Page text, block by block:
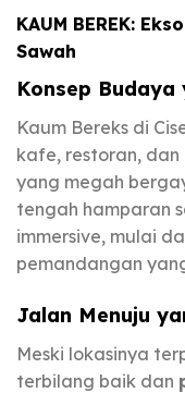
KAUM BEREK:
Sawah
Konsep
Kaum Bereks di
kafe, restoran,
yang megah
tengah hamparan
immersive, mulai
pemandangan
Jalan Menuju
Meski lokasinya
terbilang baik dan